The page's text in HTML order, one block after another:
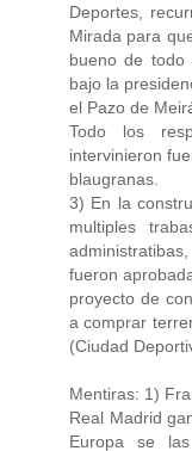
Deportes,
Mirada para
bueno de todo
bajo la
el Pazo de
Todo los
intervinieron
blaugranas.
3) En la
multiples
fueron
proyecto de
a comprar
(Ciudad
Mentiras: 1)
Real Madrid
Europa se